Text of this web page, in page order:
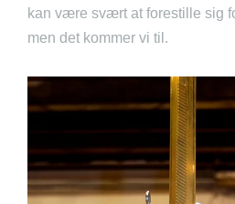
kan være svært at forestille sig
men det kommer vi til.